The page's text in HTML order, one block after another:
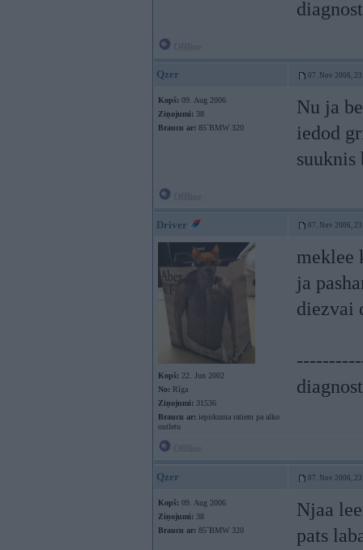
Qzer 07. Nov 2006,
Kopš: 09. Aug 2006
Ziņojumi: 38
Braucu ar: 85`BMW 320
Nu ja
iedod
suuknis
Driver 07. Nov 2006,
Kopš: 22. Jun 2002
No: Rīga
Ziņojumi: 31536
Braucu ar: iepirkuma ratiem pa alko
outletu
meklee
ja
diezvai
Qzer 07. Nov 2006,
Kopš: 09. Aug 2006
Ziņojumi: 38
Braucu ar: 85`BMW 320
Njaa
pats